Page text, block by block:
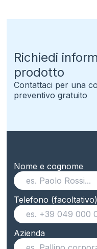
Richiedi
prodotto
Contattaci per una
preventivo gratuito
Nome e cognome
Telefono (facoltativo)
Azienda